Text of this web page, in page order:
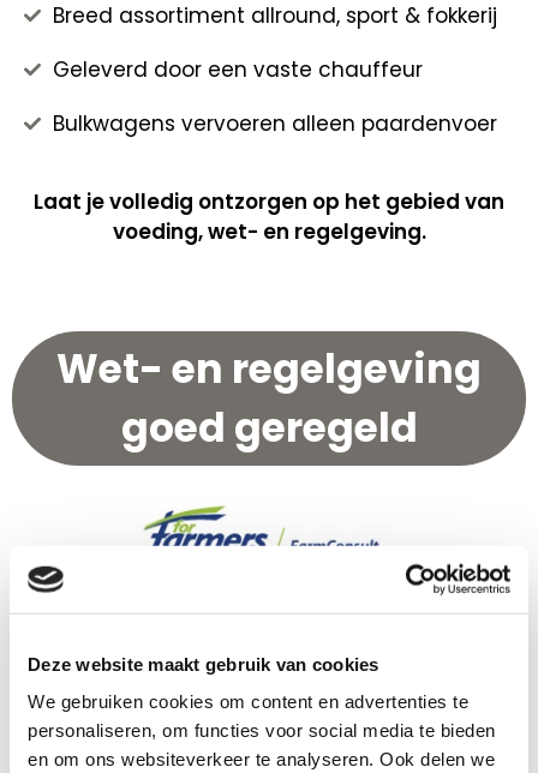
Deze website maakt gebruik van cookies
We gebruiken cookies om content en advertenties te
personaliseren, om functies voor social media te bieden
en om ons websiteverkeer te analyseren. Ook delen we
Breed assortiment allround, sport & fokkerij
Geleverd door een vaste chauffeur
Bulkwagens vervoeren alleen paardenvoer
Laat je volledig ontzorgen op het gebied van
voeding, wet- en regelgeving.
Wet- en regelgeving
goed geregeld
Houd of fok je paarden? Dan ben je het liefst alleen maar
bedrijf ook de nodige aandacht.
Heb je de juiste vergunningen, staan jouw paarden correct